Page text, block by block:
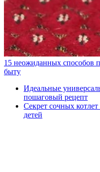
15 неожиданных способов
быту
Идеальные
пошаговый рецепт
Секрет сочных
детей